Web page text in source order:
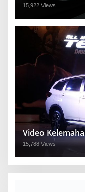
15,922 Views
Video
15,788 Views